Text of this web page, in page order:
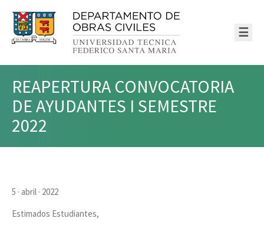
☰
REAPERTURA CONVOCATORIA
DE AYUDANTES I SEMESTRE
2022
5 · abril · 2022
Estimados Estudiantes,